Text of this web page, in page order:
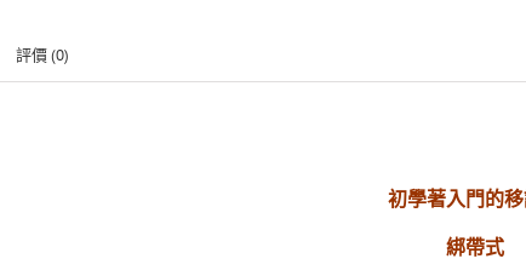
評價 (0)
初學著入門的
綁帶式